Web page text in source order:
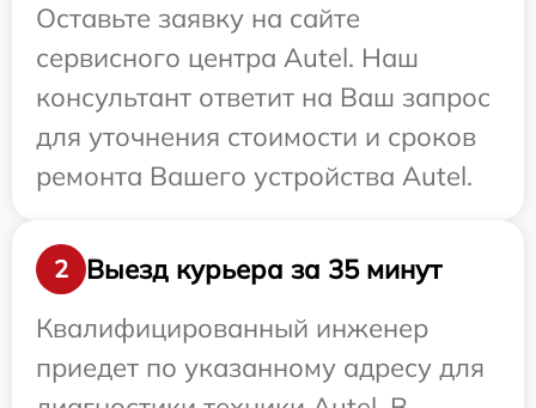
Оставьте заявку на сайте
сервисного центра Autel. Наш
консультант ответит на Ваш запрос
для уточнения стоимости и сроков
ремонта Вашего устройства Autel.
2
Выезд курьера за 35 минут
Квалифицированный инженер
приедет по указанному адресу для